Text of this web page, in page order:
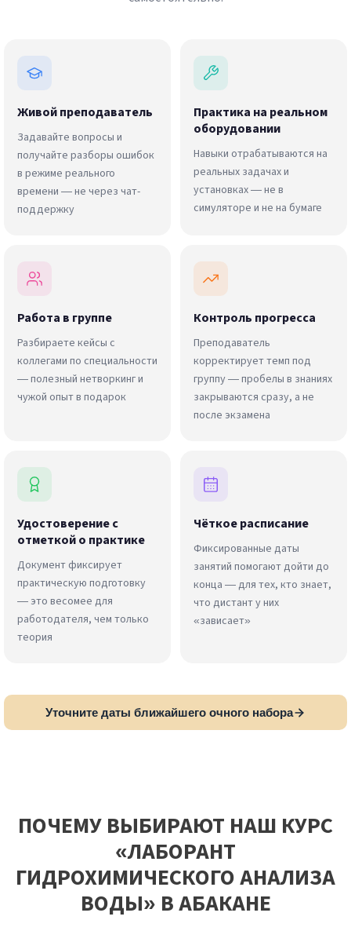
Живой преподаватель
Задавайте вопросы и
получайте разборы ошибок
в режиме реального
времени — не через чат-
поддержку
Практика на реальном
оборудовании
Навыки отрабатываются на
реальных задачах и
установках — не в
симуляторе и не на бумаге
Работа в группе
Разбираете кейсы с
коллегами по специальности
— полезный нетворкинг и
чужой опыт в подарок
Контроль прогресса
Преподаватель
корректирует темп под
группу — пробелы в знаниях
закрываются сразу, а не
после экзамена
Удостоверение с
отметкой о практике
Документ фиксирует
практическую подготовку
— это весомее для
работодателя, чем только
теория
Чёткое расписание
Фиксированные даты
занятий помогают дойти до
конца — для тех, кто знает,
что дистант у них
«зависает»
Уточните даты ближайшего очного набора
ПОЧЕМУ ВЫБИРАЮТ НАШ КУРС
«ЛАБОРАНТ
ГИДРОХИМИЧЕСКОГО АНАЛИЗА
ВОДЫ» В АБАКАНЕ